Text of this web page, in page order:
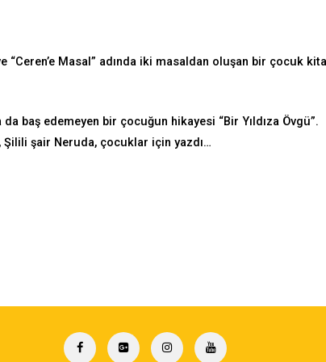
“Ceren’e Masal” adında iki masaldan oluşan bir çocuk
da baş edemeyen bir çocuğun hikayesi “Bir Yıldıza Övgü”.
Şilili şair Neruda, çocuklar için yazdı…